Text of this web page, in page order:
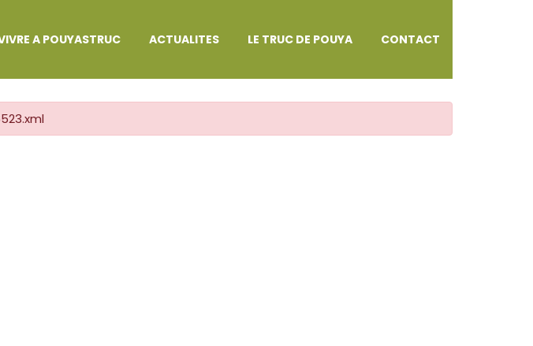
A POUYASTRUC ACTUALITES LE TRUC DE POUYA CONTACT